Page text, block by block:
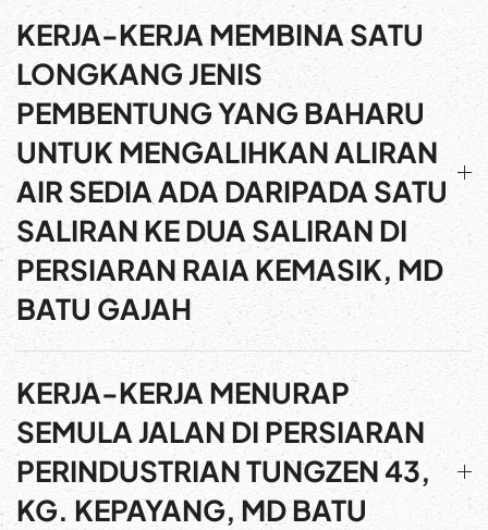
KERJA-KERJA MEMBINA SATU
LONGKANG JENIS
PEMBENTUNG YANG BAHARU
UNTUK MENGALIHKAN ALIRAN
AIR SEDIA ADA DARIPADA SATU
SALIRAN KE DUA SALIRAN DI
PERSIARAN RAIA KEMASIK, MD
BATU GAJAH
KERJA-KERJA MENURAP
SEMULA JALAN DI PERSIARAN
PERINDUSTRIAN TUNGZEN 43,
KG. KEPAYANG, MD BATU